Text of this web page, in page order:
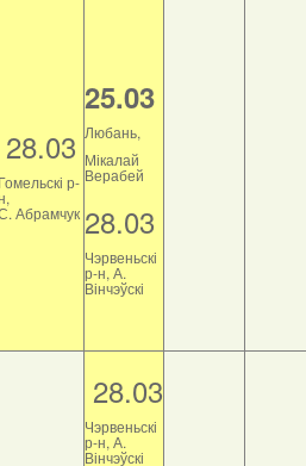
28.03
Гомельскі р-
Абрамчук
25.03
Любань,
Мікалай
Верабей
28.03
Чэрвеньскі
р-н, А.
Вінчэўскі
28.03
Чэрвеньскі
р-н, А.
Вінчэўскі